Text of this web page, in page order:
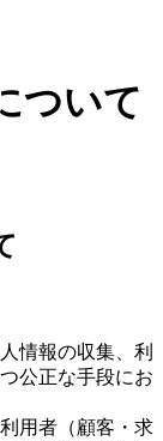
ついて
情報の収集、利
公正な手段にお
用者（顧客・求